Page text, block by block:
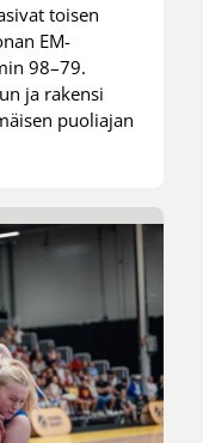
toisen
EM-
98–79.
ja rakensi
puoliajan